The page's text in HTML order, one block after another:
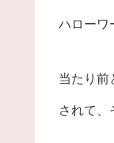
ハローワ
当たり前
されて、